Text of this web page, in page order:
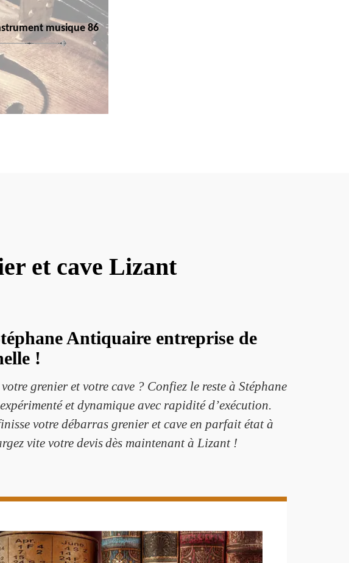
musique 86
et cave Lizant
Antiquaire entreprise de
!
grenier et votre cave ? Confiez le reste à Stéphane
et dynamique avec rapidité d’exécution.
votre débarras grenier et cave en parfait état à
vite votre devis dès maintenant à Lizant !